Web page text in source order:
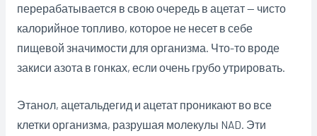
перерабатывается в свою очередь в ацетат — чисто
калорийное топливо, которое не несет в себе
пищевой значимости для организма. Что-то вроде
закиси азота в гонках, если очень грубо утрировать.
Этанол, ацетальдегид и ацетат проникают во все
клетки организма, разрушая молекулы NAD. Эти